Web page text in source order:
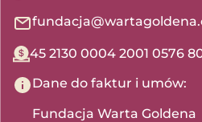
45 2130 0004 2001 0576
Dane do faktur i umów:
Fundacja Warta Goldena